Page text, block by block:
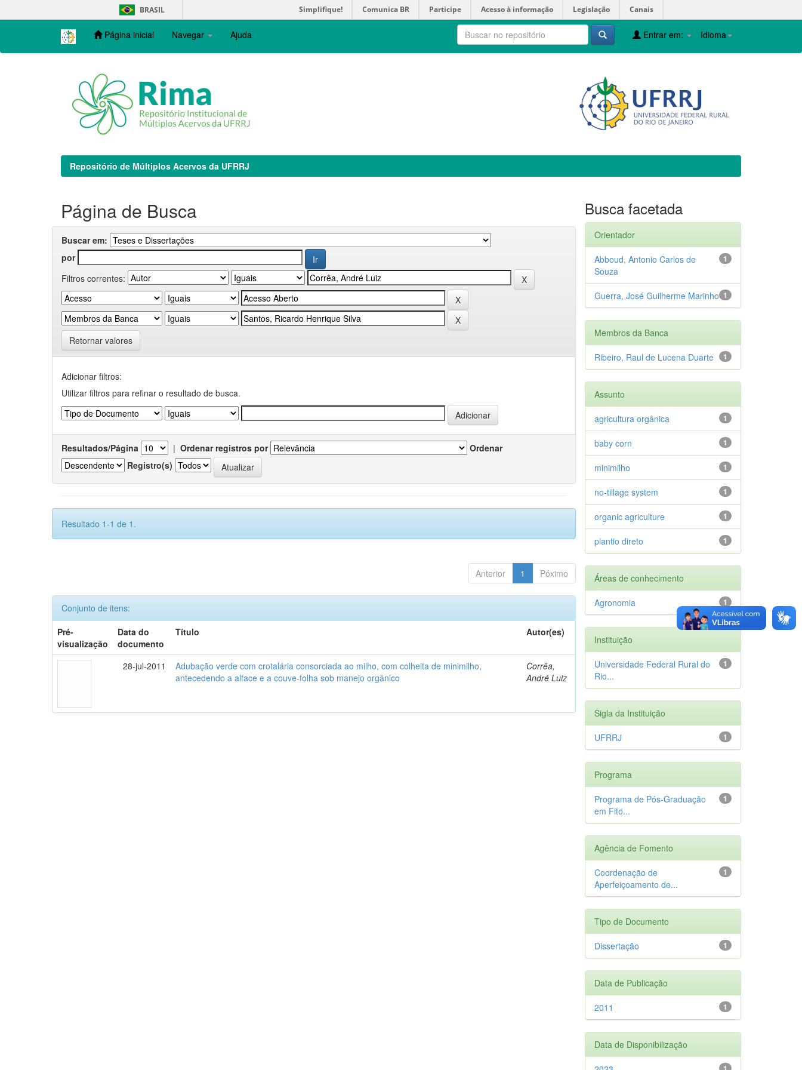
navigation
BRASIL Simplifique! Comunica BR Participe Acesso à informação Legislação Canais
Página inicial Navegar Ajuda Idioma
Entrar em:
Repositório de Múltiplos Acervos da UFRRJ
Página de Busca
Buscar em:
por
Filtros correntes:
Retornar valores
Adicionar filtros:
Utilizar filtros para refinar o resultado de busca.
Resultados/Página | Ordenar registros por
Ordenar
Registro(s)
Resultado 1-1 de 1.
Anterior 1 Póximo
Conjunto de itens:
Pré-
visualização
Data do
documento
Título Autor(es)
28-jul-2011
Adubação verde com crotalária consorciada ao milho, com colheita de minimilho,
antecedendo a alface e a couve-folha sob manejo orgânico
Corrêa,
André Luiz
Busca facetada
Orientador
1
Abboud, Antonio Carlos de
Souza
1
Guerra, José Guilherme Marinho
Membros da Banca
1
Ribeiro, Raul de Lucena Duarte
Assunto
1
agricultura orgânica
1
baby corn
1
minimilho
1
no-tillage system
1
organic agriculture
1
plantio direto
Áreas de conhecimento
1
Agronomia
Instituição
1
Universidade Federal Rural do
Rio...
Sigla da Instituição
1
UFRRJ
Programa
1
Programa de Pós-Graduação
em Fito...
Agência de Fomento
1
Coordenação de
Aperfeiçoamento de...
Tipo de Documento
1
Dissertação
Data de Publicação
1
2011
Data de Disponibilização